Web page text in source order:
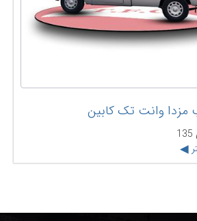
مزدا وانت تک کابین